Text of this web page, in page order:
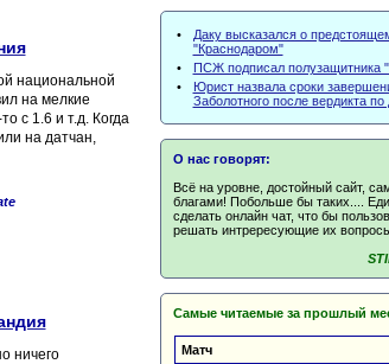
национальной
на мелкие
с 1.6 и т.д. Когда
на датчан,
ничего
•
Даку высказался о
"Краснодаром"
•
ПСЖ подписал полузащитника
•
Юрист назвала сроки
Заболотного после вердикта по
О нас говорят:
Всё на уровне, достойный сайт,
благами! Побольше бы таких....
сделать онлайн чат, что бы
решать интрересующие их
Самые читаемые за прошлый
Матч